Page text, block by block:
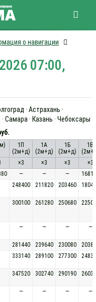
о навигации
07:00,
· Астрахань ·
Самара · Казань · Чебоксары
1П
(2м+д)
1А
(2м+д)
1Б
(2м+д)
1В
×3 ×3 ×3
×3
— — —
248400 211820 203460
300100 261280 250680
— — — —
281440 239640 230080
333140 289100 277300
347520 302740 290190
— — — —